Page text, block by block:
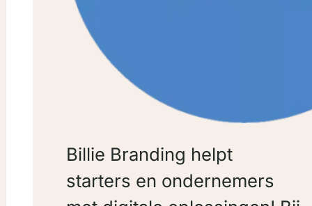
Billie Branding helpt
starters en ondernemers